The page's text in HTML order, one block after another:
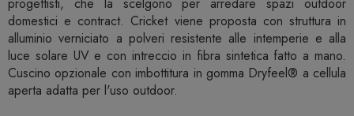
progettisti, che la scelgono per arredare spazi outdoor
domestici e contract. Cricket viene proposta con struttura in
alluminio verniciato a polveri resistente alle intemperie e alla
luce solare UV e con intreccio in fibra sintetica fatto a mano.
Cuscino opzionale con imbottitura in gomma Dryfeel® a cellula
aperta adatta per l'uso outdoor.